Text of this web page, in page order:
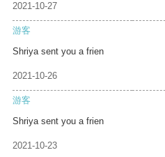
2021-10-27
游客
Shriya sent you a frien
2021-10-26
游客
Shriya sent you a frien
2021-10-23